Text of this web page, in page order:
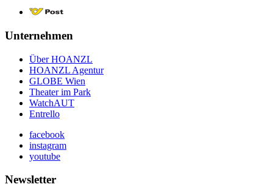
Unternehmen
Über HOANZL
HOANZL Agentur
GLOBE Wien
Theater im Park
WatchAUT
Entrello
facebook
instagram
youtube
Newsletter